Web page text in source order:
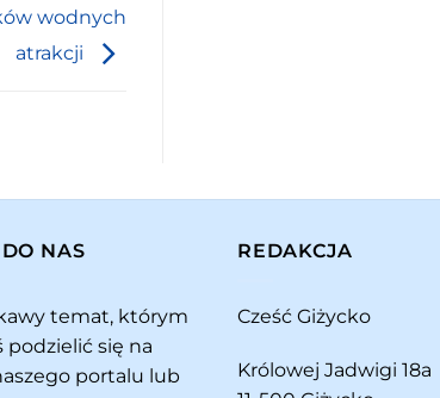
wodnych
atrakcji
NAS
temat, którym
podzielić się na
portalu lub
REDAKCJA
Cześć Giżycko
Królowej Jadwigi 18a